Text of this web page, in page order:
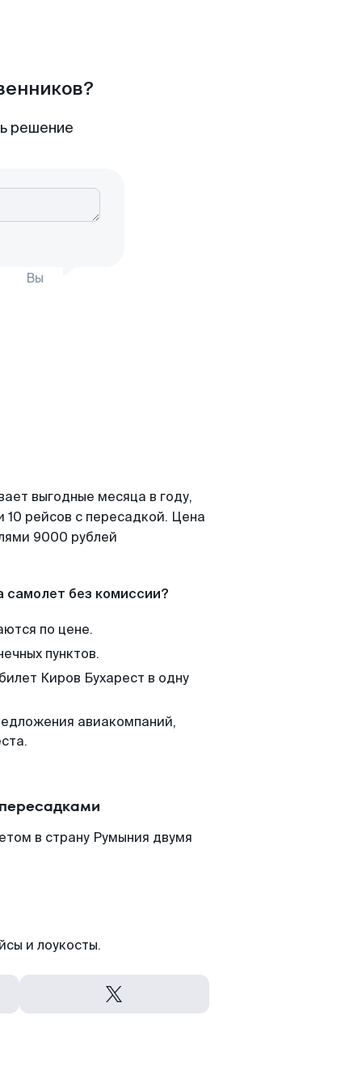
решение
Вы
выгодные месяца в году,
рейсов с пересадкой. Цена
9000 рублей
самолет без комиссии?
по цене.
пунктов.
Киров Бухарест в одну
авиакомпаний,
в страну Румыния двумя
и лоукосты.